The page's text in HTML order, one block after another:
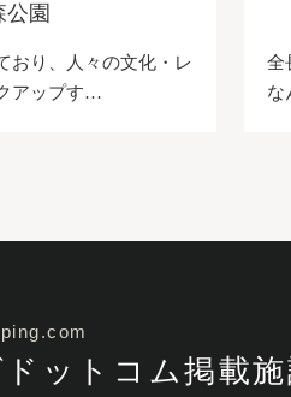
公園
おり、人々の文化・レ
アップす…
全
な
ドットコム掲載施